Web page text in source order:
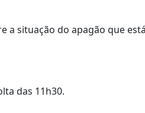
a situação do apagão que
das 11h30.